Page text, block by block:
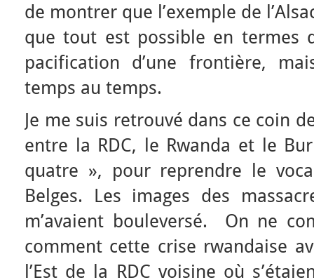
de montrer que l’exemple de
que tout est possible en termes
pacification d’une frontière,
temps au temps.
Je me suis retrouvé dans ce coin
entre la RDC, le Rwanda et le
quatre », pour reprendre le
Belges. Les images des
m’avaient bouleversé. On ne
comment cette crise rwandaise
l’Est de la RDC voisine où